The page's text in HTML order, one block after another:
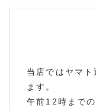
当店ではヤマ
ます。
午前12時まで